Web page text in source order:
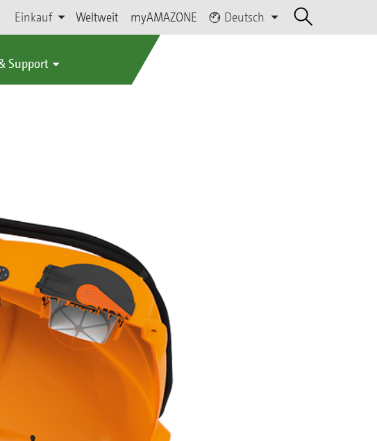
Einkauf Weltweit myAMAZONE Deutsch
Support